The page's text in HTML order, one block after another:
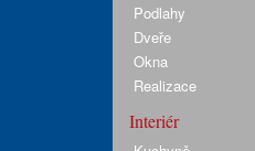
Podlahy
Dveře
Okna
Realizace
Interiér